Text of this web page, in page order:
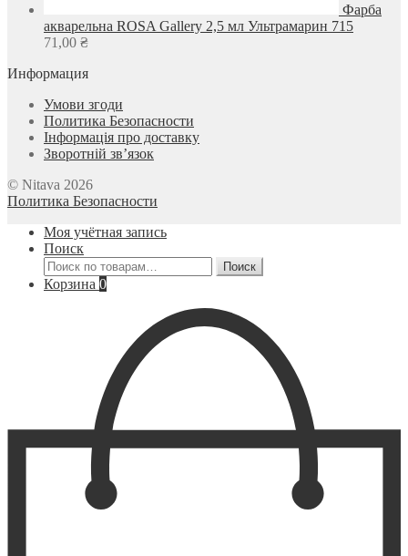
Фарба
акварельна ROSA Gallery 2,5 мл Ультрамарин 715
71,00 ₴
Информация
Умови згоди
Политика Безопасности
Інформація про доставку
Зворотній зв’язок
© Nitava 2026
Политика Безопасности
Моя учётная запись
Поиск
Искать:
Поиск
Корзина 0